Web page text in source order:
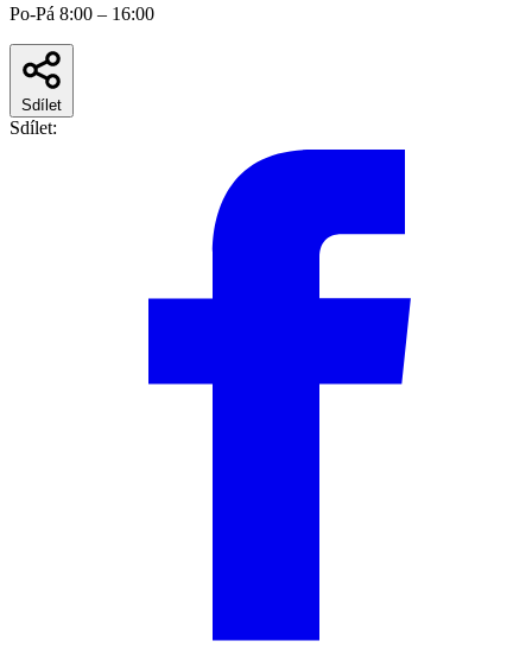
Po-Pá 8:00 – 16:00
Sdílet
Sdílet: